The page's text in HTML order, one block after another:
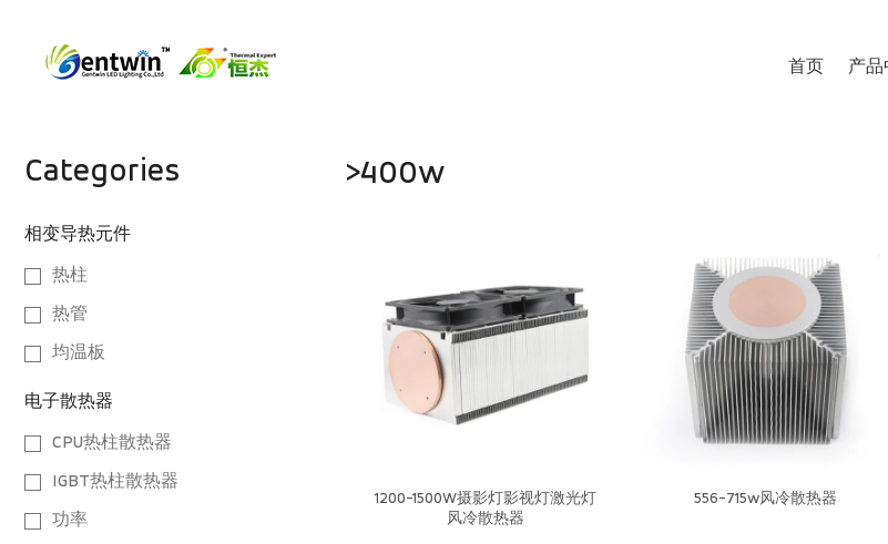
首页 产品
Categories
相变导热元件
热柱
热管
均温板
电子散热器
CPU热柱散热器
IGBT热柱散热器
功率
>400w
1200-1500W摄影灯影视灯激光灯
风冷散热器
556-715w风冷散热器